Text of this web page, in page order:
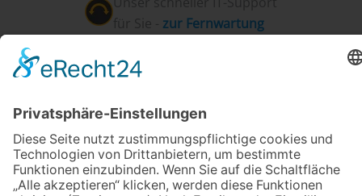
zur Fernwartung
AKTUELLES
Unterstüzung für Ukrainische Familie
Standorterweiterung in Bautzen